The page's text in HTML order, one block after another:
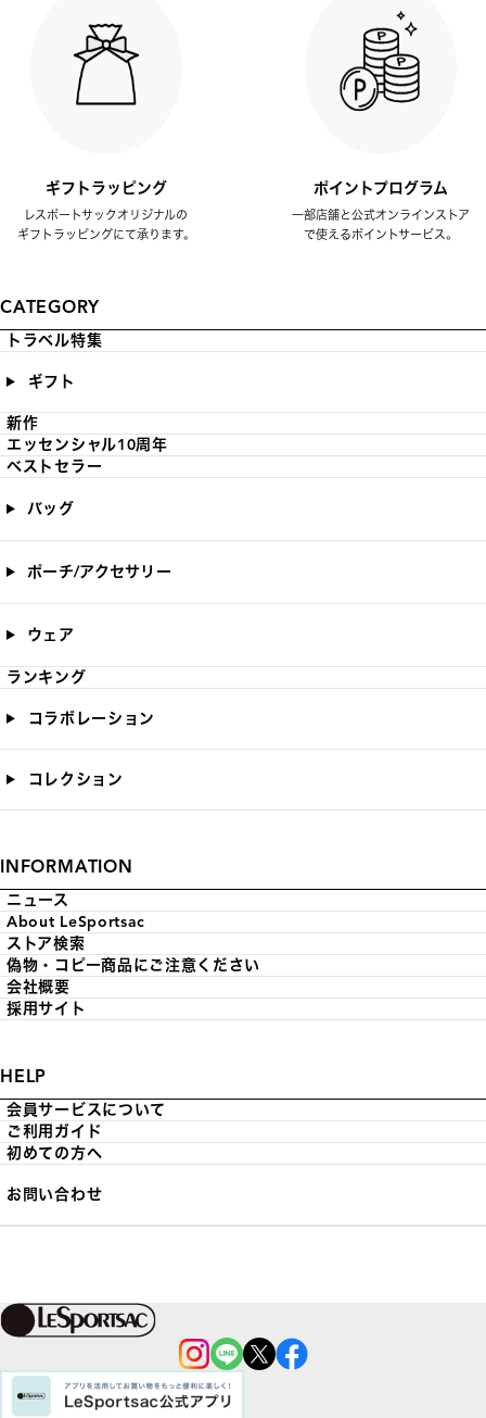
ギフトラッピング
レスポートサックオリジナルの
ギフトラッピングにて承ります。
ポイントプログラム
一部店舗と公式オンラインストア
で使えるポイントサービス。
CATEGORY
トラベル特集
ギフト
新作
エッセンシャル10周年
ベストセラー
バッグ
ポーチ/アクセサリー
ウェア
ランキング
コラボレーション
コレクション
INFORMATION
ニュース
About LeSportsac
ストア検索
偽物・コピー商品にご注意ください
会社概要
採用サイト
HELP
会員サービスについて
ご利用ガイド
初めての方へ
お問い合わせ